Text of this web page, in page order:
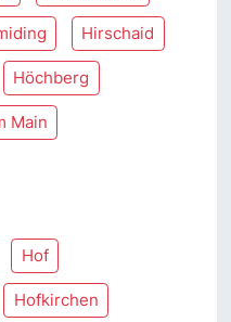
Hirschaid
Höchberg
Main
Hof
Hofkirchen